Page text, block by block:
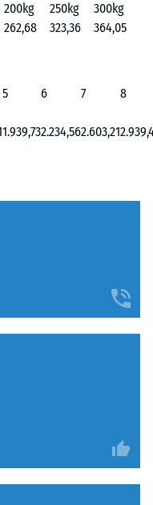
200kg 250kg
300kg
262,68 323,36 364,05
5 6 7
8
1.939,732.234,562.603,21